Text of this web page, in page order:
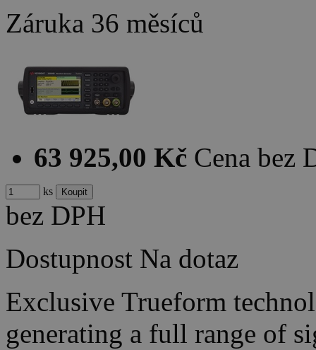
Záruka 36 měsíců
63 925,00 Kč Cena bez
ks
bez DPH
Dostupnost Na dotaz
Exclusive Trueform
generating a full range of